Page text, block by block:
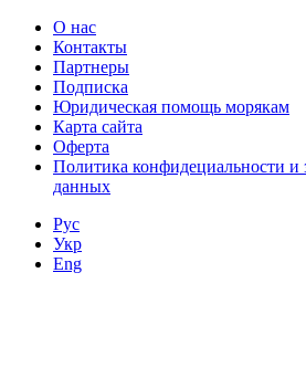
О нас
Контакты
Партнеры
Подписка
Юридическая помощь морякам
Карта сайта
Оферта
Политика конфидециальности
данных
Рус
Укр
Eng